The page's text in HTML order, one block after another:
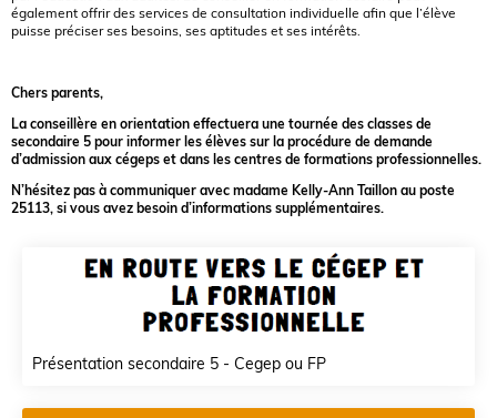
également offrir des services de consultation individuelle afin que l’élève
puisse préciser ses besoins, ses aptitudes et ses intérêts.
Chers parents,
La conseillère en orientation effectuera une tournée des classes de
secondaire 5 pour informer les élèves sur la procédure de demande
d’admission aux cégeps et dans les centres de formations professionnelles.
N’hésitez pas à communiquer avec madame Kelly-Ann Taillon au poste
25113, si vous avez besoin d’informations supplémentaires.
Présentation secondaire 5 - Cegep ou FP